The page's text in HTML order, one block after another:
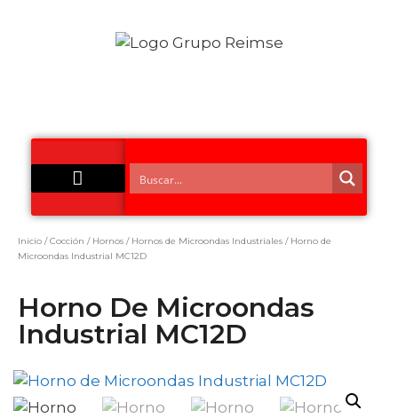
Inicio /Cocción / Hornos / Hornos de Microondas Industriales / Horno de
Microondas Industrial MC12D
Horno De Microondas
Industrial MC12D